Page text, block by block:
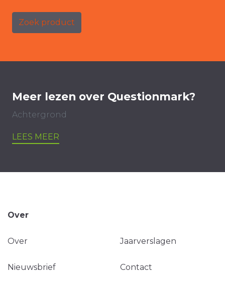
Zoek product
Meer lezen over Questionmark?
Achtergrond
LEES MEER
Over
Over Jaarverslagen
Nieuwsbrief Contact